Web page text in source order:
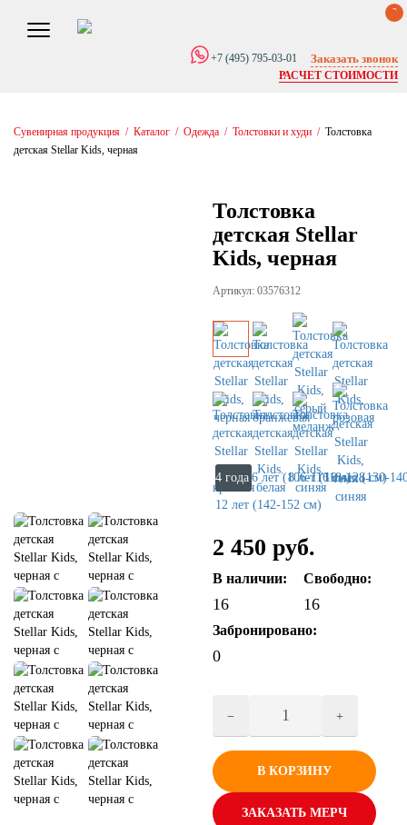
0
+7 (495) 795-03-01 Заказать звонок
РАСЧЕТ СТОИМОСТИ
Сувенирная продукция / Каталог / Одежда / Толстовки и худи / Толстовка
детская Stellar Kids, черная
Толстовка
детская Stellar
Kids, черная
Артикул: 03576312
4 года (96-104 см)
6 лет (106-116 см)
8 лет (118-128 см)
10 лет (130-
12 лет (142-152 см)
2 450 руб.
В наличии:
16
Свободно:
16
Забронировано:
0
В КОРЗИНУ
ЗАКАЗАТЬ МЕРЧ